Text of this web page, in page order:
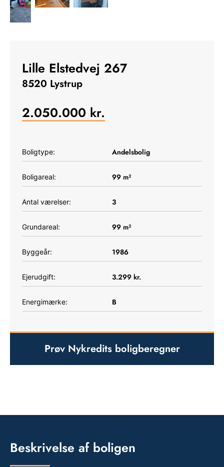
Lille Elstedvej 267
8520 Lystrup
2.050.000 kr.
Boligtype: Andelsbolig
Boligareal: 99 m²
Antal værelser: 3
Grundareal: 99 m²
Byggeår: 1986
Ejerudgift: 3.299 kr.
Energimærke: B
Prøv Nykredits boligberegner
Beskrivelse af boligen